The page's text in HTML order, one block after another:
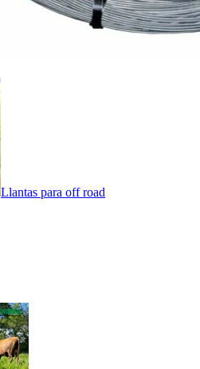
Llantas para off road